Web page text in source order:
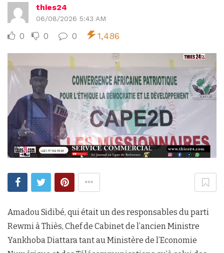
thies24
06/08/2026 5:43 AM
0 0 0 1,486
Amadou Sidibé, qui était un des responsables du parti
Rewmi à Thiès, Chef de Cabinet de l’ancien Ministre
Yankhoba Diattara tant au Ministère de l’Economie